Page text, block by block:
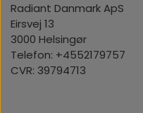
Radiant Danmark ApS
Eirsvej 13
3000 Helsingør
Telefon: +4552179757
CVR: 39794713